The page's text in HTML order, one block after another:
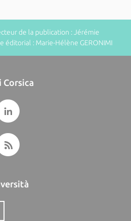
de la publication : Jérémie
: Marie-Hélène GERONIMI